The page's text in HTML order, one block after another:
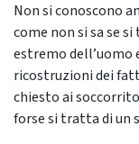
Non si conoscono
come non si sa se
estremo dell’uomo
ricostruzioni dei
chiesto ai
forse si tratta di un